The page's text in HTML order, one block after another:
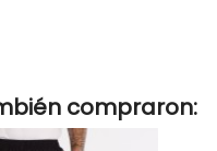
compraron: